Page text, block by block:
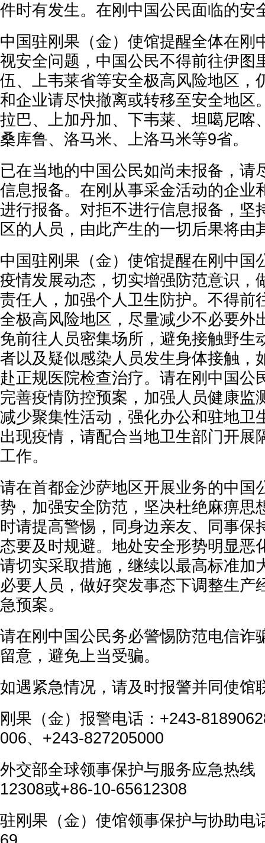
件时有发生。在刚中国公民面临的安
中国驻刚果（金）使馆提醒全体在刚
视安全问题，中国公民不得前往伊图
伍、上韦莱省等安全极高风险地区，
和企业请尽快撤离或转移至安全地区
拉巴、上加丹加、下韦莱、坦噶尼喀
桑库鲁、洛马米、上洛马米等9省。
已在当地的中国公民如尚未报备，请
信息报备。在刚从事采金活动的企业
进行报备。对拒不进行信息报备，坚
区的人员，由此产生的一切后果将由
中国驻刚果（金）使馆提醒在刚中国
疫情发展动态，切实增强防范意识，
责任人，加强个人卫生防护。不得前
全极高风险地区，尽量减少不必要外
免前往人员密集场所，避免接触野生
者以及疑似感染人员发生身体接触，
赴正规医院检查治疗。请在刚中国公
完善疫情防控预案，加强人员健康监
减少聚集性活动，强化办公和驻地卫
出现疫情，请配合当地卫生部门开展
工作。
请在首都金沙萨地区开展业务的中国
势，加强安全防范，坚决杜绝麻痹思
时请提高警惕，同身边亲友、同事保
态要及时规避。地处安全形势明显恶
请切实采取措施，继续以最高标准加
必要人员，做好突发事态下调整生产
急预案。
请在刚中国公民务必警惕防范电信诈
留意，避免上当受骗。
如遇紧急情况，请及时报警并同使馆
刚果（金）报警电话：+243-
006、+243-827205000
外交部全球领事保护与服务应急热线
12308或+86-10-65612308
驻刚果（金）使馆领事保护与协助电